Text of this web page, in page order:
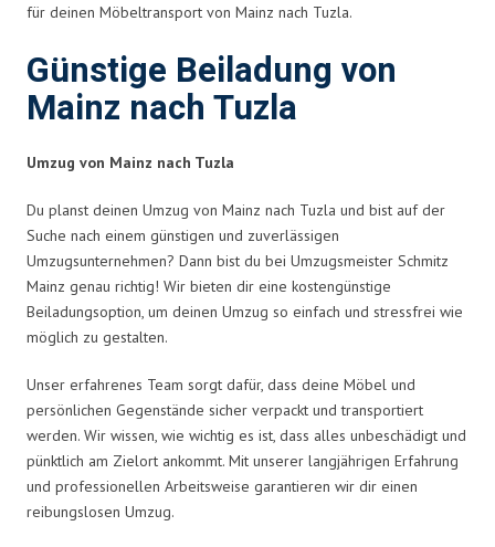
für deinen Möbeltransport von Mainz nach Tuzla.
Günstige Beiladung von
Mainz nach Tuzla
Umzug von Mainz nach Tuzla
Du planst deinen Umzug von Mainz nach Tuzla und bist auf der
Suche nach einem günstigen und zuverlässigen
Umzugsunternehmen? Dann bist du bei Umzugsmeister Schmitz
Mainz genau richtig! Wir bieten dir eine kostengünstige
Beiladungsoption, um deinen Umzug so einfach und stressfrei wie
möglich zu gestalten.
Unser erfahrenes Team sorgt dafür, dass deine Möbel und
persönlichen Gegenstände sicher verpackt und transportiert
werden. Wir wissen, wie wichtig es ist, dass alles unbeschädigt und
pünktlich am Zielort ankommt. Mit unserer langjährigen Erfahrung
und professionellen Arbeitsweise garantieren wir dir einen
reibungslosen Umzug.